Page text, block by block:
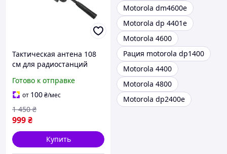
Тактическая антена 108
см для радиостанций
DP4400 / DP4600 / DP
4800e / DP 4400e / DP
4600e
Готово к отправке
от 100₴/мес
999₴
1 450 ₴
Купить
Motorola dm4600e
Motorola dp 4401e
Motorola 4600
Рация motorola dp1400
Motorola 4400
Motorola 4800
Motorola dp2400e